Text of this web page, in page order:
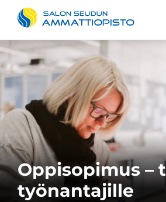
Siirry sisältöön
Oppisopimus –
työnantajille